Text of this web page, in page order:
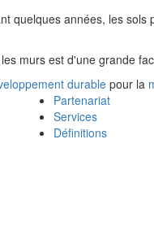
quelques années, les
murs est d'une grande
durablepour la
Partenariat
Services
Définitions